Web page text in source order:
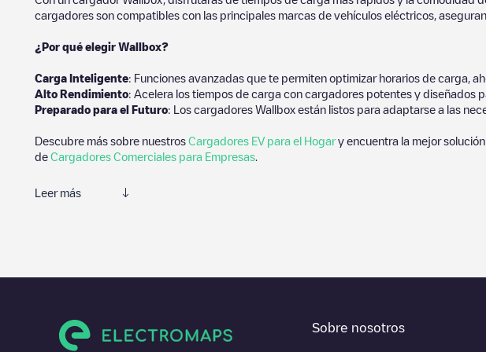
cargadores son compatibles con las principales marcas de vehículos eléctricos,
¿Por qué elegir Wallbox?
Carga Inteligente: Funciones avanzadas que te permiten optimizar horarios de carga,
Alto Rendimiento: Acelera los tiempos de carga con cargadores potentes y diseñados
Preparado para el Futuro: Los cargadores Wallbox están listos para adaptarse a las
Descubre más sobre nuestros Cargadores EV para el Hogary encuentra la mejor
de Cargadores Comerciales para Empresas
Leer más
indicaciones de acceso en coche al punto de carga, el precio de carga de esta estación
Sobre nosotros